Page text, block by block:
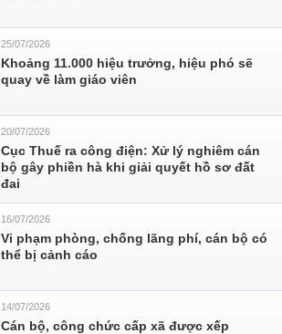
25/07/2026
Khoảng 11.000 hiệu trưởng, hiệu phó sẽ
quay về làm giáo viên
20/07/2026
Cục Thuế ra công điện: Xử lý nghiêm cán
bộ gây phiền hà khi giải quyết hồ sơ đất
đai
16/07/2026
Vi phạm phòng, chống lãng phí, cán bộ có
thể bị cảnh cáo
14/07/2026
Cán bộ, công chức cấp xã được xếp